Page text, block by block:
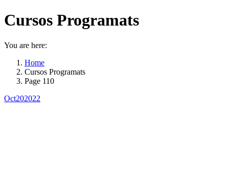
Cursos Programats
You are here:
Home
Cursos Programats
Page 110
Oct202022